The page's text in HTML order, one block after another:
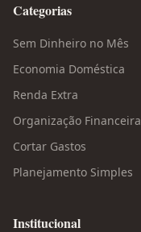
Categorias
Sem Dinheiro no Mês
Economia Doméstica
Renda Extra
Organização Financeira
Cortar Gastos
Planejamento Simples
Institucional